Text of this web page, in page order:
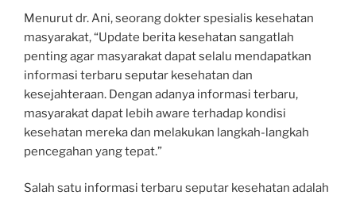
Menurut dr. Ani, seorang dokter spesialis kesehatan
masyarakat, “Update berita kesehatan sangatlah
penting agar masyarakat dapat selalu mendapatkan
informasi terbaru seputar kesehatan dan
kesejahteraan. Dengan adanya informasi terbaru,
masyarakat dapat lebih aware terhadap kondisi
kesehatan mereka dan melakukan langkah-langkah
pencegahan yang tepat.”
Salah satu informasi terbaru seputar kesehatan adalah